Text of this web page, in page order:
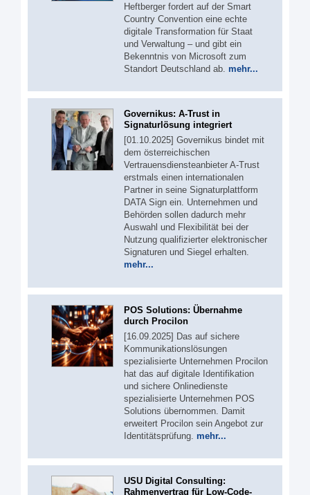
Heftberger fordert auf der Smart
Country Convention eine echte
digitale Transformation für Staat
und Verwaltung – und gibt ein
Bekenntnis von Microsoft zum
Standort Deutschland ab. mehr...
Governikus: A-Trust in
Signaturlösung integriert
[01.10.2025] Governikus bindet mit
dem österreichischen
Vertrauensdiensteanbieter A-Trust
erstmals einen internationalen
Partner in seine Signaturplattform
DATA Sign ein. Unternehmen und
Behörden sollen dadurch mehr
Auswahl und Flexibilität bei der
Nutzung qualifizierter elektronischer
Signaturen und Siegel erhalten.
mehr...
POS Solutions: Übernahme
durch Procilon
[16.09.2025] Das auf sichere
Kommunikationslösungen
spezialisierte Unternehmen Procilon
hat das auf digitale Identifikation
und sichere Onlinedienste
spezialisierte Unternehmen POS
Solutions übernommen. Damit
erweitert Procilon sein Angebot zur
Identitätsprüfung. mehr...
USU Digital Consulting:
Rahmenvertrag für Low-Code-